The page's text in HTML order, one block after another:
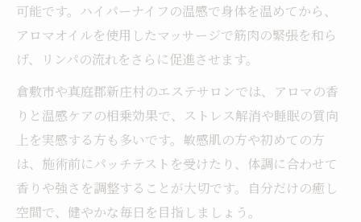
可能です。ハイパーナイフの温感で身体を温めてから、
アロマオイルを使用したマッサージで筋肉の緊張を和ら
げ、リンパの流れをさらに促進させます。
倉敷市や真庭郡新庄村のエステサロンでは、アロマの香
りと温感ケアの相乗効果で、ストレス解消や睡眠の質向
上を実感する方も多いです。敏感肌の方や初めての方
は、施術前にパッチテストを受けたり、体調に合わせて
香りや強さを調整することが大切です。自分だけの癒し
空間で、健やかな毎日を目指しましょう。